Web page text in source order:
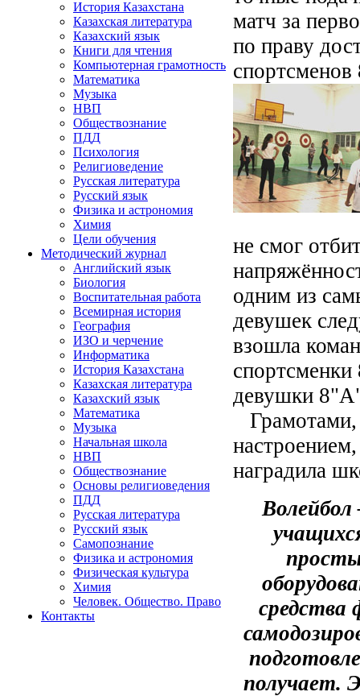
История Казахстана
Казахская литература
Казахский язык
Книги для чтения
Компьютерная грамотность
Математика
Музыка
НВП
Обществознание
ПДД
Психология
Религиоведение
Русская литература
Русский язык
Физика и астрономия
Химия
Цели обучения
Методический журнал
Английский язык
Биология
Воспитательная работа
Всемирная история
География
ИЗО и черчение
Информатика
История Казахстана
Казахская литература
Казахский язык
Математика
Музыка
Начальная школа
НВП
Обществознание
Основы религиоведения
ПДД
Русская литература
Русский язык
Самопознание
Физика и астрономия
Физическая культура
Химия
Человек. Общество. Право
Контакты
матч за
по праву
не смог
одним из
девушек
взошла
спортсменки
девушки
наградила
средства
получает.